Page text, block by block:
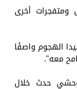
أخرى
الهجوم واصفًا
معه".
حدث خلال